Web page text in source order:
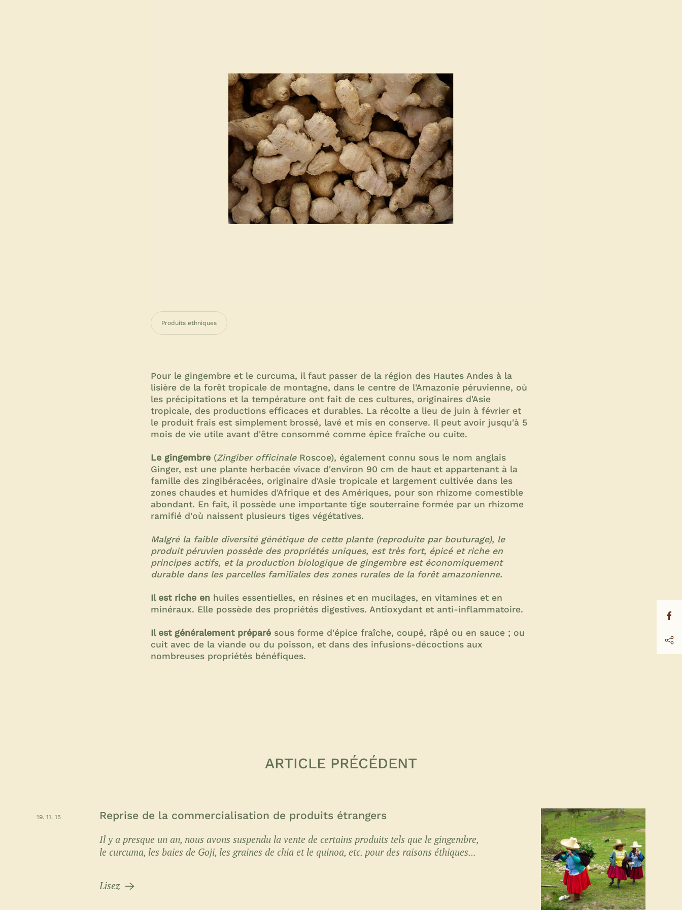
Produits ethniques
Pour le gingembre et le curcuma, il faut passer de la région des Hautes Andes à la
lisière de la forêt tropicale de montagne, dans le centre de l'Amazonie péruvienne, où
les précipitations et la température ont fait de ces cultures, originaires d'Asie
tropicale, des productions efficaces et durables. La récolte a lieu de juin à février et
le produit frais est simplement brossé, lavé et mis en conserve. Il peut avoir jusqu'à 5
mois de vie utile avant d'être consommé comme épice fraîche ou cuite.
Le gingembre (Zingiber officinaleRoscoe), également connu sous le nom anglais
Ginger, est une plante herbacée vivace d'environ 90 cm de haut et appartenant à la
famille des zingibéracées, originaire d'Asie tropicale et largement cultivée dans les
zones chaudes et humides d'Afrique et des Amériques, pour son rhizome comestible
abondant. En fait, il possède une importante tige souterraine formée par un rhizome
ramifié d'où naissent plusieurs tiges végétatives.
Malgré la faible diversité génétique de cette plante (reproduite par bouturage), le
produit péruvien possède des propriétés uniques, est très fort, épicé et riche en
principes actifs, et la production biologique de gingembre est économiquement
durable dans les parcelles familiales des zones rurales de la forêt amazonienne.
Il est riche en huiles essentielles, en résines et en mucilages, en vitamines et en
minéraux. Elle possède des propriétés digestives. Antioxydant et anti-inflammatoire.
Il est généralement préparé sous forme d'épice fraîche, coupé, râpé ou en sauce ; ou
cuit avec de la viande ou du poisson, et dans des infusions-décoctions aux
nombreuses propriétés bénéfiques.
ARTICLE PRÉCÉDENT
19. 11. 15
Reprise de la commercialisation de produits étrangers
Il y a presque un an, nous avons suspendu la vente de certains produits tels que le gingembre,
le curcuma, les baies de Goji, les graines de chia et le quinoa, etc. pour des raisons éthiques...
Lisez